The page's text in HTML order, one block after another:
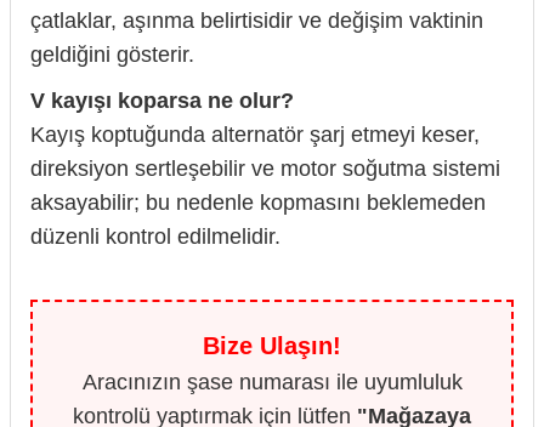
çatlaklar, aşınma belirtisidir ve değişim vaktinin
geldiğini gösterir.
V kayışı koparsa ne olur?
Kayış koptuğunda alternatör şarj etmeyi keser,
direksiyon sertleşebilir ve motor soğutma sistemi
aksayabilir; bu nedenle kopmasını beklemeden
düzenli kontrol edilmelidir.
Bize Ulaşın!
Aracınızın şase numarası ile uyumluluk
kontrolü yaptırmak için lütfen "Mağazaya